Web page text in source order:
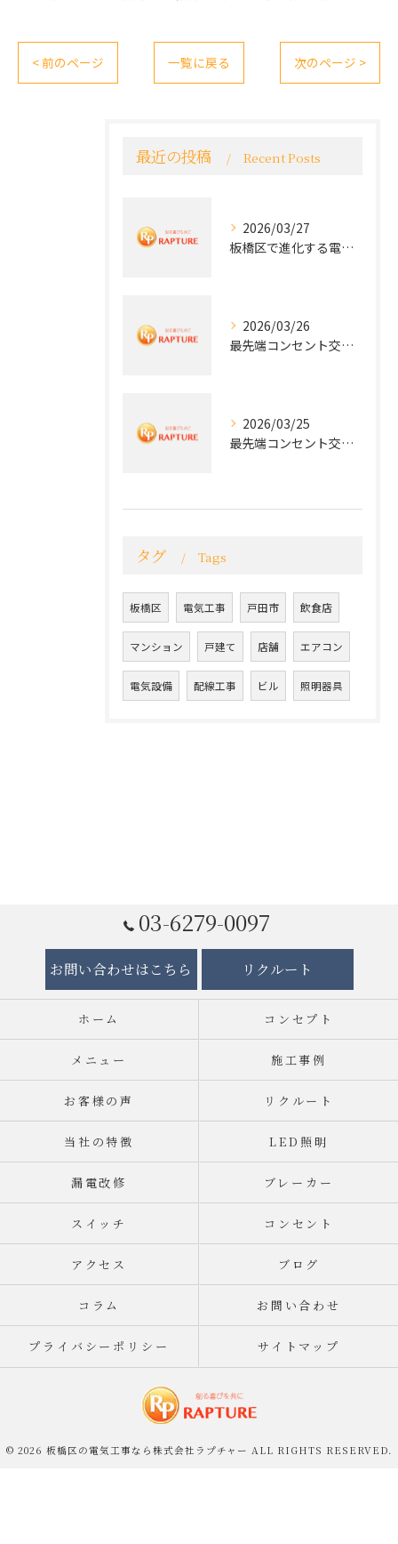
< 前のページ 一覧に戻る 次のページ >
最近の投稿 Recent Posts
2026/03/27
板橋区で進化する電気工事と最新コンセント交換技術
2026/03/26
最先端コンセント交換で快適な生活を実現する電気工事の技術
2026/03/25
最先端コンセント交換で実現する安全と快適な住環境
タグ Tags
板橋区 電気工事 戸田市 飲食店
マンション 戸建て 店舗 エアコン
電気設備 配線工事 ビル 照明器具
03-6279-0097
お問い合わせはこちら リクルート
ホーム コンセプト
メニュー 施工事例
お客様の声 リクルート
当社の特徴 LED照明
漏電改修 ブレーカー
スイッチ コンセント
アクセス ブログ
コラム お問い合わせ
プライバシーポリシー サイトマップ
© 2026 板橋区の電気工事なら株式会社ラプチャー ALL RIGHTS RESERVED.